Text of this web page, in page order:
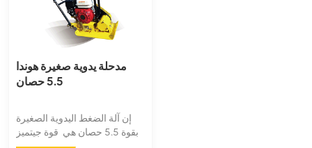
مدحلة يدوية صغيرة هوندا
5.5 حصان
إن آلة الضغط اليدوية الصغيرة
بقوة 5.5 حصان هي قوة جيتميز